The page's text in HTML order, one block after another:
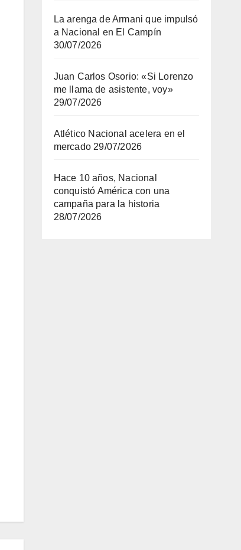
La arenga de Armani que impulsó
a Nacional en El Campín
30/07/2026
Juan Carlos Osorio: «Si Lorenzo
me llama de asistente, voy»
29/07/2026
Atlético Nacional acelera en el
mercado 29/07/2026
Hace 10 años, Nacional
conquistó América con una
campaña para la historia
28/07/2026